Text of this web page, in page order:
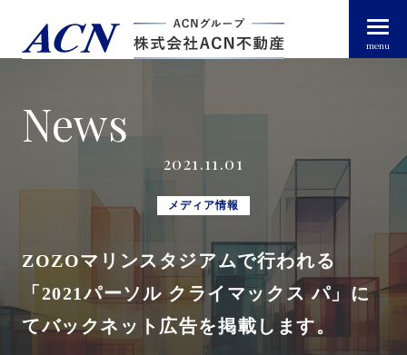
menu
経営者・法人のお客様
個人のお客様
トップページ
ACN不動産について
News
2021.11.01
メディア情報
ZOZOマリンスタジアムで行われる
「2021パーソル クライマックス パ」に
てバックネット広告を掲載します。